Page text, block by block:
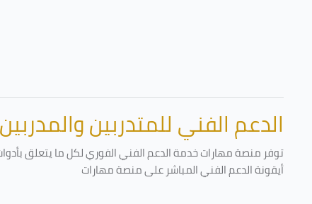
الدعم الفني للمتدربين
توفر منصة مهارات خدمة الدعم الفني الفوري لكل ما يتعلق
أيقونة الدعم الفني المباشر على منصة مهارات